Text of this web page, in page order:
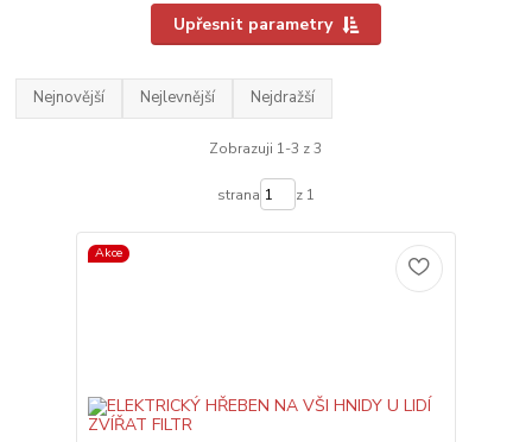
Upřesnit parametry
Nejnovější Nejlevnější Nejdražší
Zobrazuji 1-3 z 3
strana z 1
Akce